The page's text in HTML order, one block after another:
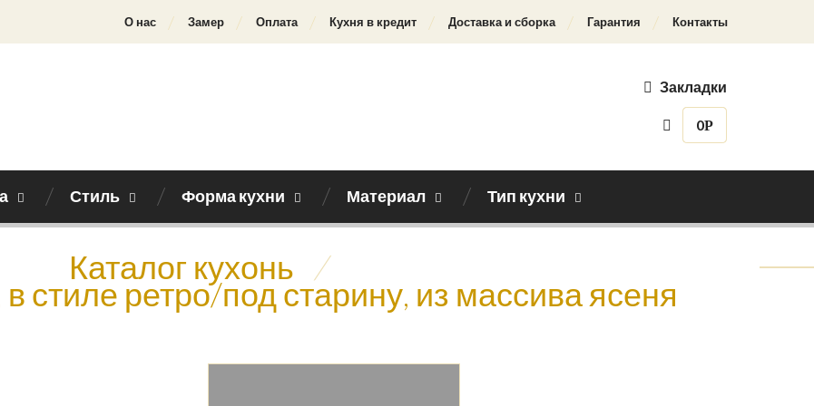
О нас Замер Оплата Кухня в кредит Доставка и сборка Гарантия Контакты
Закладки
0Р
Стиль Форма кухни Материал Тип кухни
Каталог кухонь /
стиле ретро/под старину, из массива ясеня